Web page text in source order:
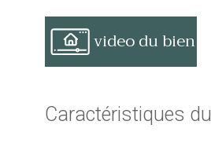
video du bien
Caractéristiques